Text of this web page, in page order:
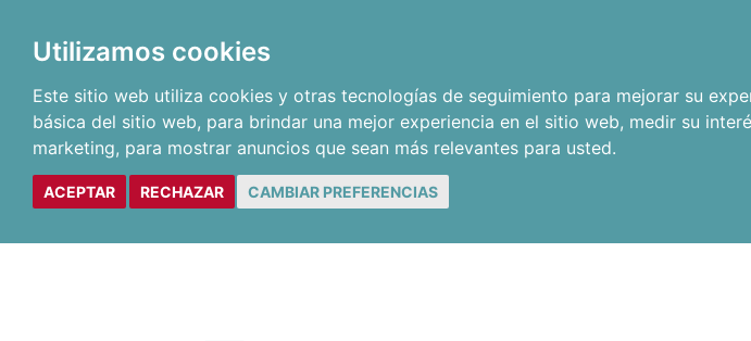
Utilizamos cookies
Este sitio web utiliza cookies y otras tecnologías de seguimiento para mejorar su
básica del sitio web, para brindar una mejor experiencia en el sitio web, medir su
marketing, para mostrar anuncios que sean más relevantes para usted.
ACEPTAR RECHAZAR CAMBIAR PREFERENCIAS